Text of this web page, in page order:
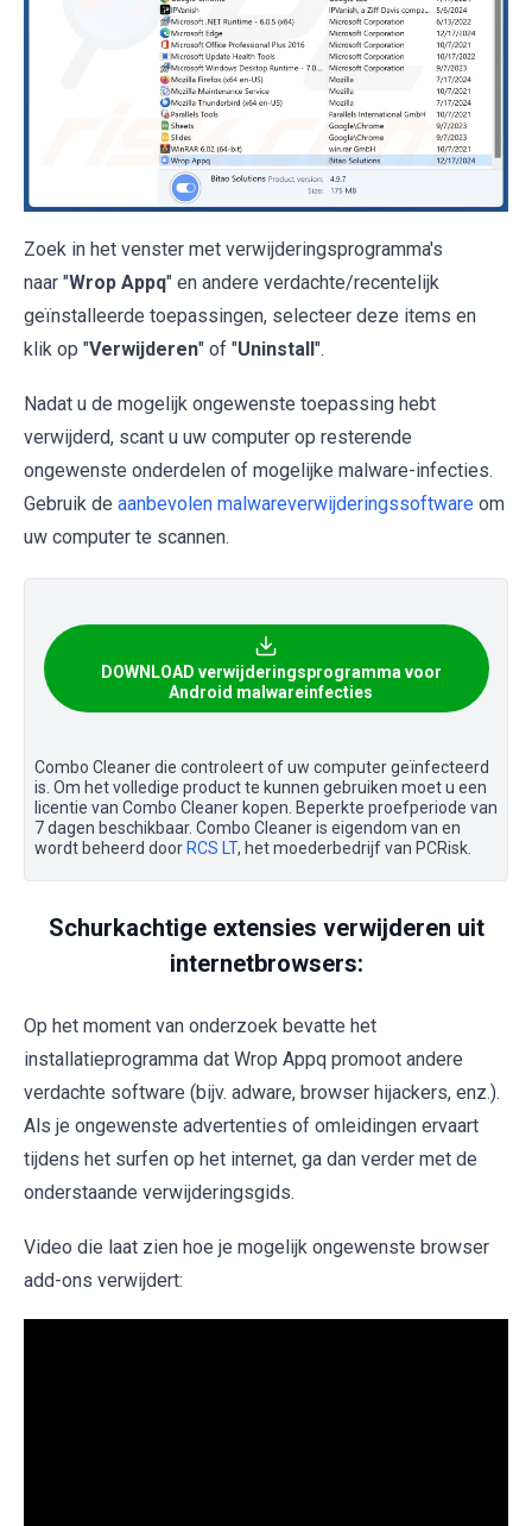
Zoek in het venster met verwijderingsprogramma's
naar "Wrop Appq" en andere verdachte/recentelijk
geïnstalleerde toepassingen, selecteer deze items en
klik op "Verwijderen" of "Uninstall ".
Nadat u de mogelijk ongewenste toepassing hebt
verwijderd, scant u uw computer op resterende
ongewenste onderdelen of mogelijke malware-infecties.
Gebruik de aanbevolen malwareverwijderingssoftware om
uw computer te scannen.
DOWNLOAD verwijderingsprogramma voor
Android malwareinfecties
Combo Cleaner die controleert of uw computer geïnfecteerd
is. Om het volledige product te kunnen gebruiken moet u een
licentie van Combo Cleaner kopen. Beperkte proefperiode van
7 dagen beschikbaar. Combo Cleaner is eigendom van en
wordt beheerd door RCS LT, het moederbedrijf van PCRisk.
Schurkachtige extensies verwijderen uit
internetbrowsers:
Op het moment van onderzoek bevatte het
installatieprogramma dat Wrop Appq promoot andere
verdachte software (bijv. adware, browser hijackers, enz.).
Als je ongewenste advertenties of omleidingen ervaart
tijdens het surfen op het internet, ga dan verder met de
onderstaande verwijderingsgids.
Video die laat zien hoe je mogelijk ongewenste browser
add-ons verwijdert: